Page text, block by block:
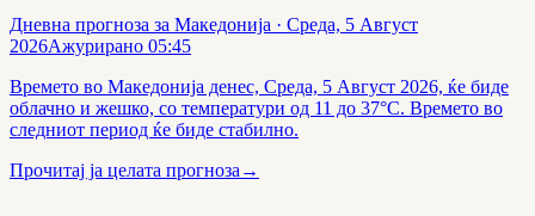
Дневна прогноза за Македонија · Среда, 5 Август
2026Ажурирано 05:45
Времето во Македонија денес, Среда, 5 Август 2026, ќе биде
облачно и жешко, со температури од 11 до 37°C. Времето во
следниот период ќе биде стабилно.
Прочитај ја целата прогноза→